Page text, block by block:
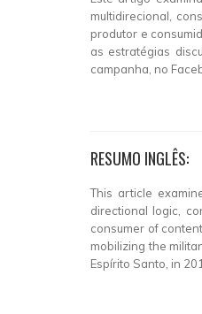
multidirecional,
produtor e
as estratégias
campanha, no
RESUMO INGLÊS:
This article
directional logic,
consumer of
mobilizing the
Espírito Santo, in